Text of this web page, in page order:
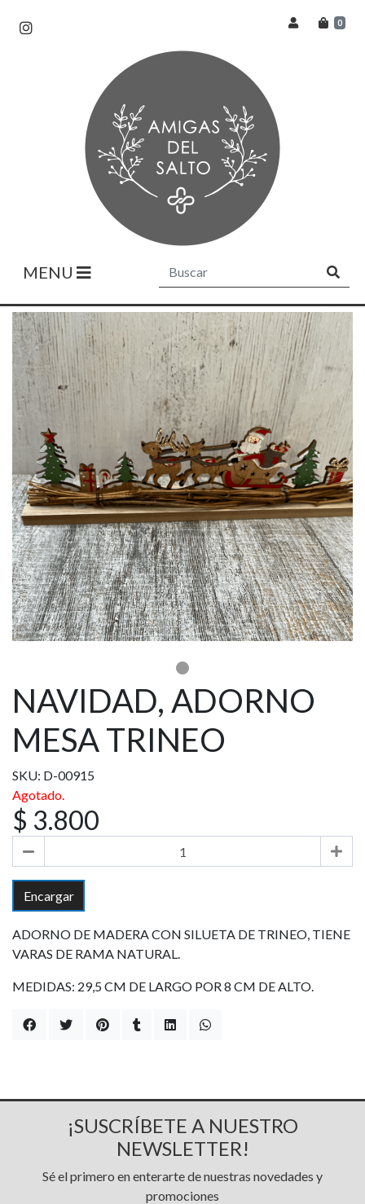
0
MENU
NAVIDAD, ADORNO
MESA TRINEO
SKU: D-00915
Agotado.
$ 3.800
Encargar
ADORNO DE MADERA CON SILUETA DE TRINEO, TIENE
VARAS DE RAMA NATURAL.
MEDIDAS: 29,5 CM DE LARGO POR 8 CM DE ALTO.
¡SUSCRÍBETE A NUESTRO
NEWSLETTER!
Sé el primero en enterarte de nuestras novedades y
promociones